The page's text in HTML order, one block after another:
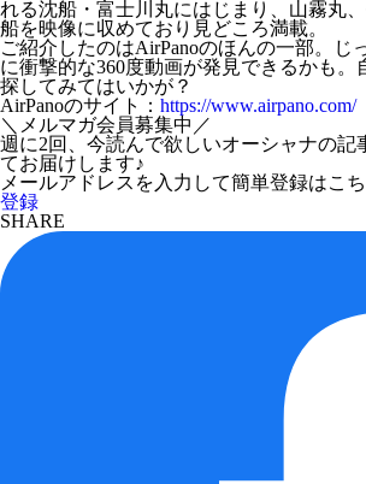
れる沈船・富士川丸にはじまり、山霧丸
船を映像に収めており見どころ満載。
ご紹介したのはAirPanoのほんの一部。じ
に衝撃的な360度動画が発見できるかも。
探してみてはいかが？
AirPanoのサイト： https://www.airpano.com/
＼メルマガ会員募集中／
週に2回、今読んで欲しいオーシャナの記
てお届けします♪
メールアドレスを入力して簡単登録はこ
登録
SHARE